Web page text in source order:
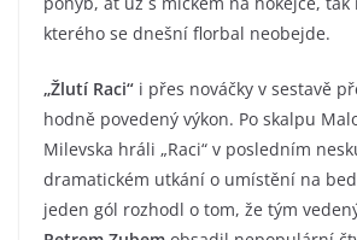
kterého se dnešní florbal neobejde.
„Žlutí Raci“ i přes nováčky v sestavě
hodně povedený výkon. Po skalpu
Milevska hráli „Raci“ v posledním
dramatickém utkání o umístění na
jeden gól rozhodl o tom, že tým